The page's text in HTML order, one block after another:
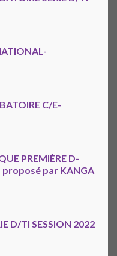
C/E-
PREMIÈRE D-
proposé par KANGA
D/TI SESSION 2022